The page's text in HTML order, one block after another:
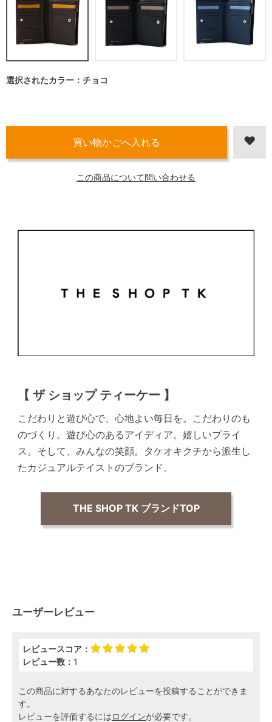
選択されたカラー：チョコ
この商品について問い合わせる
【 ザ ショップ ティーケー 】
こだわりと遊び心で、心地よい毎日を。こだわりのも
のづくり。遊び心のあるアイディア。嬉しいプライ
ス。そして、みんなの笑顔。タケオキクチから派生し
たカジュアルテイストのブランド。
THE SHOP TK ブランドTOP
ユーザーレビュー
レビュースコア：
レビュー数： 1
この商品に対するあなたのレビューを投稿することができま
す。
レビューを評価するにはログインが必要です。